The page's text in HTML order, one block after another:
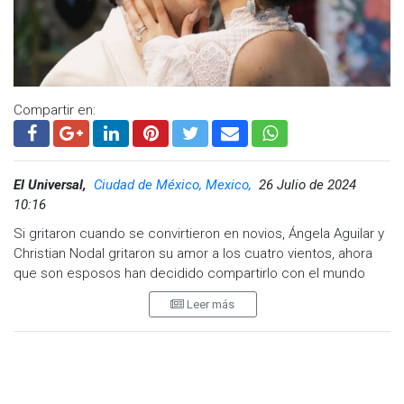
asegura la continuidad de la convivencia de Inti con ambos
progenitores dentro del marco legal
Visita y accede a todo nuestro contenido |
www.cadenanoticias.com| Twitter:@cadena_noticias|
Facebook:@cadenanoticiasmx
@cadenanoticiasmx| TikTok:@CadenaNoticias
Whatsapp:@CadenaNoticias| Telegram:@CadenaNoticias
Compartir en:
El Universal, Ciudad de México, Mexico, 26 Julio de 2024
10:16
Si gritaron cuando se convirtieron en novios, Ángela Aguilar y
Christian Nodal gritaron su amor a los cuatro vientos, ahora
que son esposos han decidido compartirlo con el mundo
Leer más